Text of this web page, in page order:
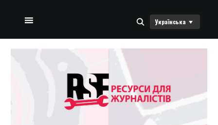
ДОМАШНЯ СТОРІНКА
ЗВ’ЯЗАТИСЯ З НАМИ
Українська